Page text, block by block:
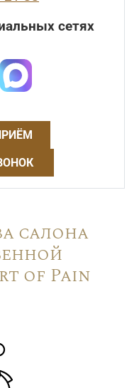
сетях
салона
of Pain